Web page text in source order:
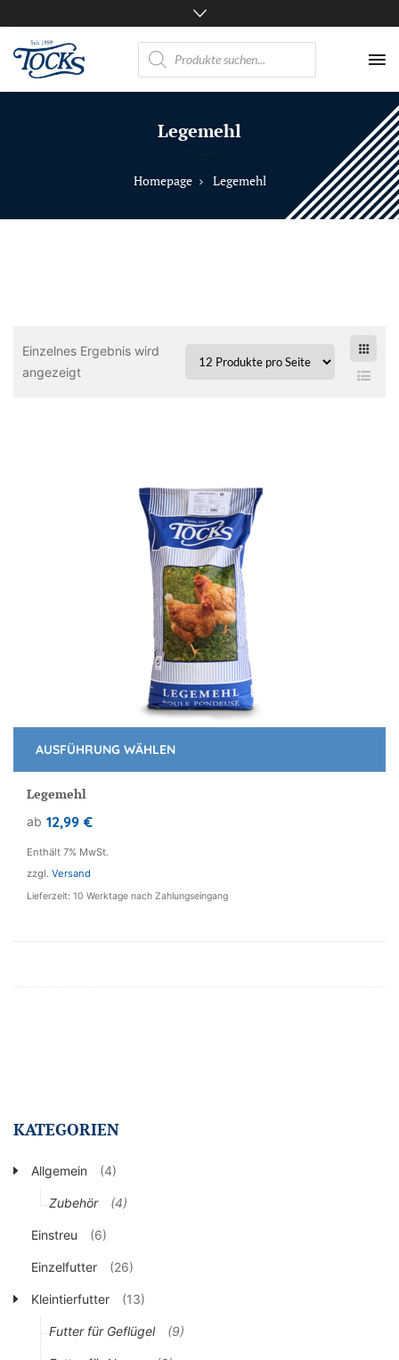
Futtermühle
Products
search
Legemehl
Homepage Legemehl
KATEGORIEN
Allgemein (4)
Zubehör (4)
Einstreu (6)
Einzelfutter (26)
Kleintierfutter (13)
Futter für Geflügel (9)
Einzelnes Ergebnis wird
angezeigt
Legemehl
ab 12,99 €
Enthält 7% MwSt.
zzgl. Versand
Lieferzeit: 10 Werktage nach Zahlungseingang
AUSFÜHRUNG WÄHLEN
Dieses
weist
mehrere
Varianten